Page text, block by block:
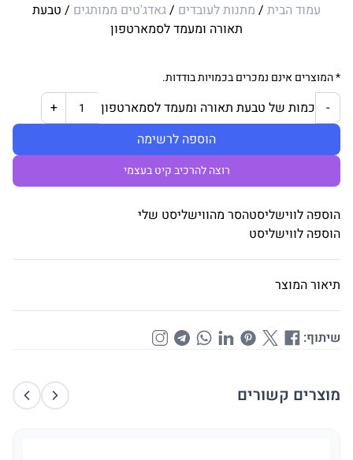
עמוד הבית / מתנות לעובדים /גאדג'טים ממותגים / טבעת
תאורה ומעמד לסמארטפון
* המוצרים אינם נמכרים בכמויות בודדות.
- כמות של טבעת תאורה ומעמד לסמארטפון
+
הוספה לרשימה
רוצה להרכיב קיט בעצמי
הוספה לווישליסטהסר מהווישליסט שלי
הוספה לווישליסט
תיאור המוצר
שיתוף:
מוצרים קשורים